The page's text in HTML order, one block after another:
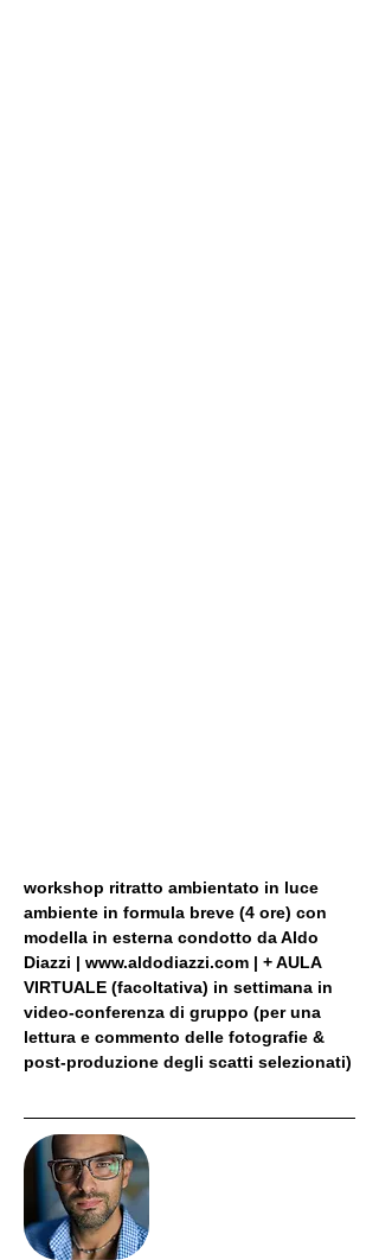
workshop ritratto ambientato in luce
ambiente in formula breve (4 ore) con
modella in esterna condotto da Aldo
Diazzi | www.aldodiazzi.com | + AULA
VIRTUALE (facoltativa) in settimana in
video-conferenza di gruppo (per una
lettura e commento delle fotografie &
post-produzione degli scatti selezionati)